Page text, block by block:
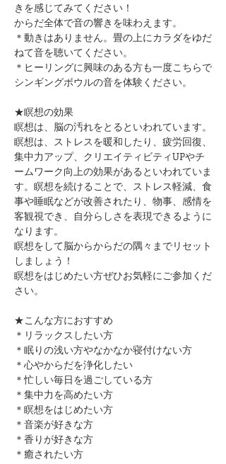
きを感じてみてください！
からだ全体で音の響きを味わえます。
＊動きはありません。畳の上にカラダをゆだ
ねて音を聴いてください。
＊ヒーリングに興味のある方も一度こちらで
シンギングボウルの音を体験ください。
★瞑想の効果
瞑想は、脳の汚れをとるといわれています。
瞑想は、ストレスを暖和したり、疲労回復、
集中力アップ、クリエイティビティUPやチ
ームワーク向上の効果があるといわれていま
す。瞑想を続けることで、ストレス軽減、食
事や睡眠などが改善されたり、物事、感情を
客観視でき、自分らしさを表現できるように
なります。
瞑想をして脳からからだの隅々までリセット
しましょう！
瞑想をはじめたい方ぜひお気軽にご参加くだ
さい。
★こんな方におすすめ
＊リラックスしたい方
＊眠りの浅い方やなかなか寝付けない方
＊心やからだを浄化したい
＊忙しい毎日を過ごしている方
＊集中力を高めたい方
＊瞑想をはじめたい方
＊音楽が好きな方
＊香りが好きな方
＊癒されたい方